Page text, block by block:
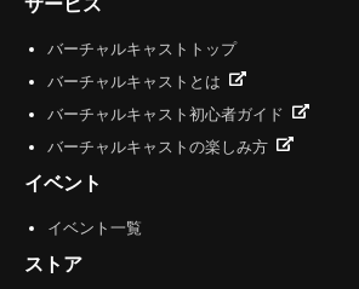
バーチャルキャストトップ
バーチャルキャストとは
バーチャルキャスト初心者ガイド
バーチャルキャストの楽しみ方
イベント
イベント一覧
ストア